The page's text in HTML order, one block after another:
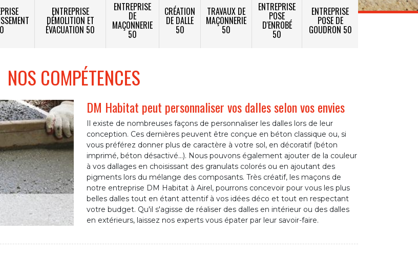
ENTREPRISE
DÉMOLITION ET
ÉVACUATION 50
ENTREPRISE
DE
MAÇONNERIE
50
CRÉATION
DE DALLE
50
TRAVAUX DE
MAÇONNERIE
50
ENTREPRISE
POSE
D'ENROBÉ
50
ENTREPRISE
POSE DE
GOUDRON 50
NOS COMPÉTENCES
DM Habitat peut personnaliser vos dalles selon vos envies
Il existe de nombreuses façons de personnaliser les dalles lors de leur
conception. Ces dernières peuvent être conçue en béton classique ou, si
vous préférez donner plus de caractère à votre sol, en décoratif (béton
imprimé, béton désactivé...). Nous pouvons également ajouter de la couleur
à vos dallages en choisissant des granulats colorés ou en ajoutant des
pigments lors du mélange des composants. Très créatif, les maçons de
notre entreprise DM Habitat à Airel, pourrons concevoir pour vous les plus
belles dalles tout en étant attentif à vos idées déco et tout en respectant
votre budget. Qu'il s'agisse de réaliser des dalles en intérieur ou des dalles
en extérieurs, laissez nos experts vous épater par leur savoir-faire.